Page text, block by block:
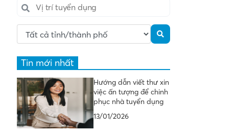
Tin mới nhất
Hướng dẫn viết thư xin
việc ấn tượng để chinh
phục nhà tuyển dụng
13/01/2026